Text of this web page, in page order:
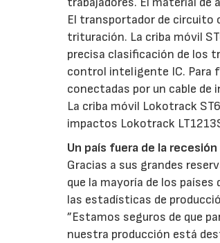
El transportador de circuito
trituración. La criba móvil
precisa clasificación de los
control inteligente IC. Para
conectadas por un cable de
La criba móvil Lokotrack
impactos Lokotrack
Un país fuera de la recesión
Gracias a sus grandes
que la mayoría de los
las estadísticas de
”Estamos seguros de que
nuestra producción está